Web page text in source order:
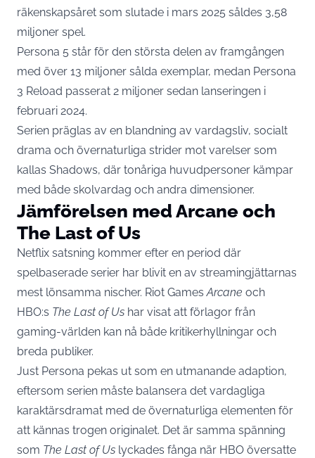
räkenskapsåret som slutade i mars 2025 såldes 3,58
miljoner spel.
Persona 5 står för den största delen av framgången
med över 13 miljoner sålda exemplar, medan Persona
3 Reload passerat 2 miljoner sedan lanseringen i
februari 2024.
Serien präglas av en blandning av vardagsliv, socialt
drama och övernaturliga strider mot varelser som
kallas Shadows, där tonåriga huvudpersoner kämpar
med både skolvardag och andra dimensioner.
Jämförelsen med Arcane och
The Last of Us
Netflix satsning kommer efter en period där
spelbaserade serier har blivit en av streamingjättarnas
mest lönsamma nischer. Riot GamesArcane och
HBO:s The Last of Us har visat att förlagor från
gaming-världen kan nå både kritikerhyllningar och
breda publiker.
Just Persona pekas ut som en utmanande adaption,
eftersom serien måste balansera det vardagliga
karaktärsdramat med de övernaturliga elementen för
att kännas trogen originalet. Det är samma spänning
som The Last of Us lyckades fånga när HBO översatte